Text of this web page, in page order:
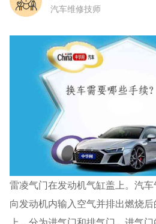
汽车维修技师
雷凌气门在发动机气缸盖上。汽
向发动机内输入空气并排出燃烧